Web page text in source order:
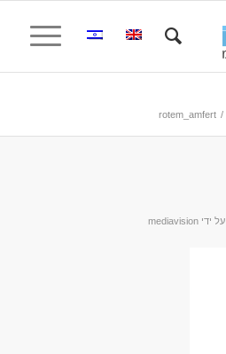
/
rotem_amfert
על ידי mediavision